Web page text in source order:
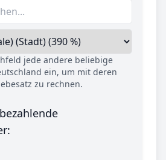
jede andere beliebige
ein, um mit deren
zu rechnen.